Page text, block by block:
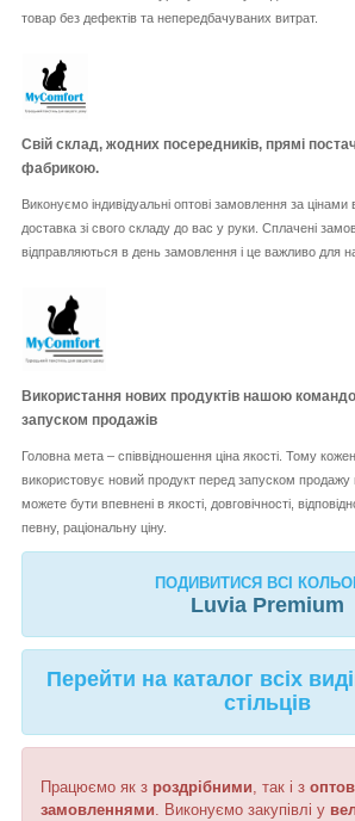
товар без дефектів та непередбачуваних витрат.
Свій склад, жодних посередників, прямі
фабрикою.
Виконуємо індивідуальні оптові замовлення за
доставка зі свого складу до вас у руки. Сплачені
відправляються в день замовлення і це важливо для
Використання нових продуктів нашою
запуском продажів
Головна мета – співвідношення ціна якості. Тому кожен
використовує новий продукт перед запуском
можете бути впевнені в якості, довговічності,
певну, раціональну ціну.
ПОДИВИТИСЯ ВСІ
Luvia Premium
Перейти на каталог всіх
стільців
Працюємо як з роздрібними , так і з
замовленнями . Виконуємо закупівлі у